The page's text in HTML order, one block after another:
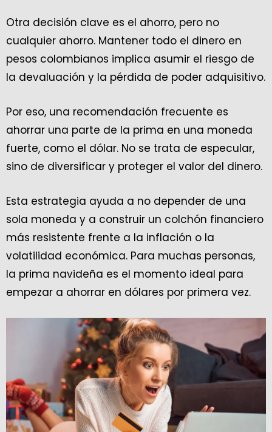
Otra decisión clave es el ahorro, pero no
cualquier ahorro. Mantener todo el dinero en
pesos colombianos implica asumir el riesgo de
la devaluación y la pérdida de poder adquisitivo.
Por eso, una recomendación frecuente es
ahorrar una parte de la prima en una moneda
fuerte, como el dólar. No se trata de especular,
sino de diversificar y proteger el valor del dinero.
Esta estrategia ayuda a no depender de una
sola moneda y a construir un colchón financiero
más resistente frente a la inflación o la
volatilidad económica. Para muchas personas,
la prima navideña es el momento ideal para
empezar a ahorrar en dólares por primera vez.